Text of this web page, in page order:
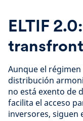
ELTIF
Aunque el
distribución
no está exento de
facilita el acceso
inversores, siguen